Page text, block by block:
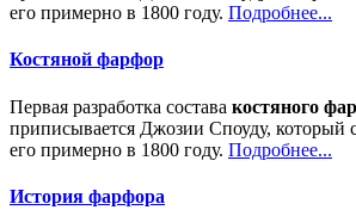
его примерно в 1800 году. Подробнее...
Костяной фарфор
Первая разработка состава костяного
приписывается Джозии Споуду, который
его примерно в 1800 году. Подробнее...
История фарфора